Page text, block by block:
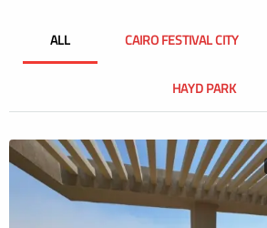
ALL CAIRO FESTIVAL CITY
HAYD PARK